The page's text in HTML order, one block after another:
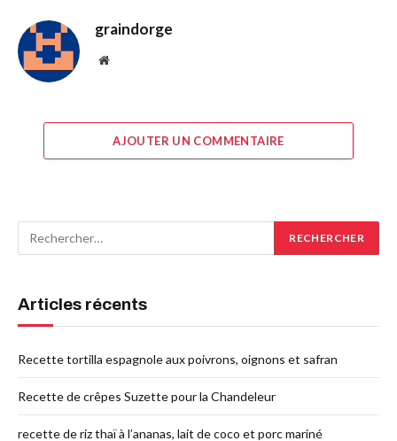
graindorge
Site
AJOUTER UN COMMENTAIRE
Articles récents
Recette tortilla espagnole aux poivrons, oignons et safran
Recette de crêpes Suzette pour la Chandeleur
recette de riz thaï à l’ananas, lait de coco et porc mariné